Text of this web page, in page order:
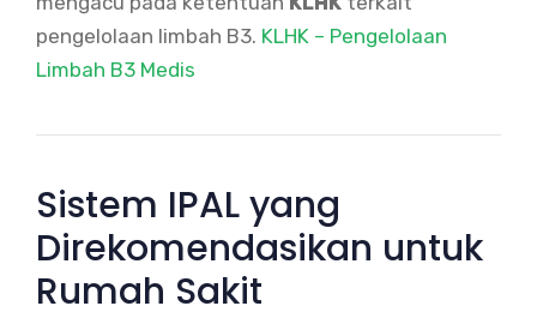
pengelolaan limbah B3. KLHK – Pengelolaan
Limbah B3 Medis
Sistem IPAL yang
Direkomendasikan untuk
Rumah Sakit